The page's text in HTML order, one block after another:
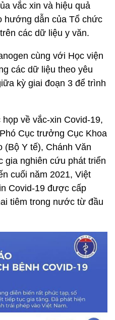
vắc xin và hiệu quả
hướng dẫn của Tổ chức
các dữ liệu y văn.
cùng với Học viện
các dữ liệu theo yêu
kỳ giai đoạn 3 để trình
về vắc-xin Covid-19,
Cục trưởng Cục Khoa
(Bộ Y tế), Chánh Văn
gia nghiên cứu phát triển
cuối năm 2021, Việt
Covid-19 được cấp
tiêm trong nước từ đầu